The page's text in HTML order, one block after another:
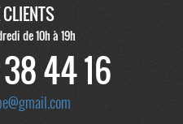
de 10h à 19h
44 16